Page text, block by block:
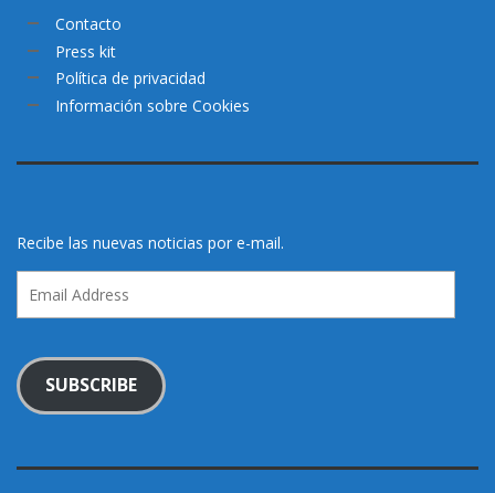
Contacto
Press kit
Política de privacidad
Información sobre Cookies
Recibe las nuevas noticias por e-mail.
Address
SUBSCRIBE